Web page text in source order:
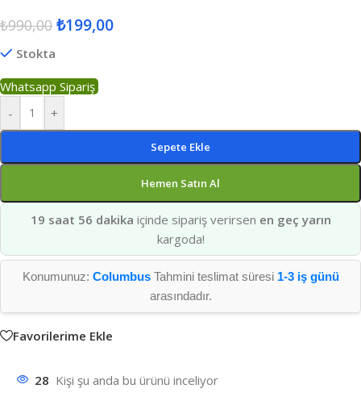
₺990,00 ₺199,00
Stokta
Whatsapp Sipariş
-
+
Sepete Ekle
Hemen Satın Al
19 saat 56 dakika içinde sipariş verirsen en geç yarın
kargoda!
Konumunuz: ColumbusTahmini teslimat süresi 1-3 iş günü
arasındadır.
Favorilerime Ekle
28 Kişi şu anda bu ürünü inceliyor